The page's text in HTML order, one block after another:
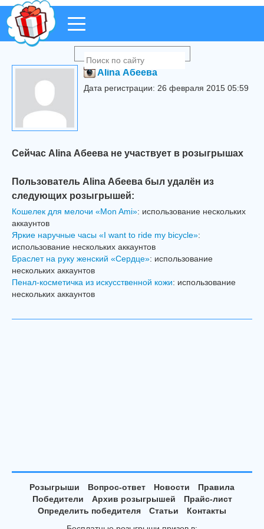
Alina Абеева
Дата регистрации: 26 февраля 2015 05:59
Сейчас Alina Абеева не участвует в розыгрышах
Пользователь Alina Абеева был удалён из
следующих розыгрышей:
Кошелек для мелочи «Mon Ami»: использование нескольких
аккаунтов
Яркие наручные часы «I want to ride my bicycle»:
использование нескольких аккаунтов
Браслет на руку женский «Сердце»: использование
нескольких аккаунтов
Пенал-косметичка из искусственной кожи: использование
нескольких аккаунтов
Розыгрыши Вопрос-ответ Новости
Правила
Победители
Архив розыгрышей
Прайс-лист
Определить победителя
Статьи
Контакты